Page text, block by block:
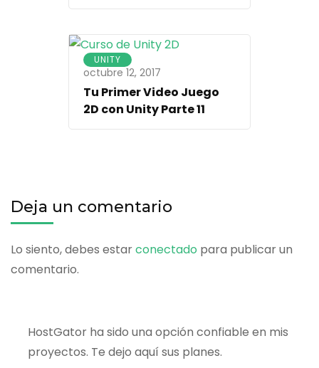
UNITY
octubre 12, 2017
Tu Primer Video Juego
2D con Unity Parte 11
Deja un comentario
Lo siento, debes estarconectado para publicar un
comentario.
HostGator ha sido una opción confiable en mis
proyectos. Te dejo aquí sus planes.